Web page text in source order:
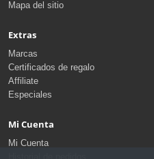
Mapa del sitio
Extras
Marcas
Certificados de regalo
Affiliate
Especiales
Mi Cuenta
Mi Cuenta